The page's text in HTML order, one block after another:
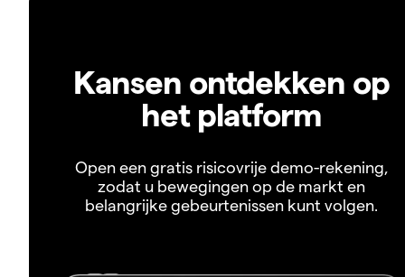
Kansen ontdekken op
het platform
Open een gratis risicovrije demo-rekening,
zodat u bewegingen op de markt en
belangrijke gebeurtenissen kunt volgen.